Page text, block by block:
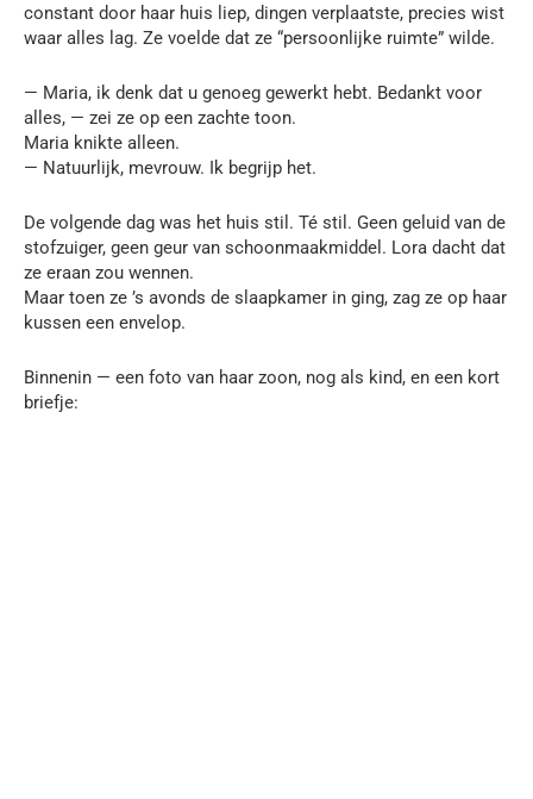
constant door haar huis liep, dingen verplaatste, precies wist
waar alles lag. Ze voelde dat ze “persoonlijke ruimte” wilde.
— Maria, ik denk dat u genoeg gewerkt hebt. Bedankt voor
alles, — zei ze op een zachte toon.
Maria knikte alleen.
— Natuurlijk, mevrouw. Ik begrijp het.
De volgende dag was het huis stil. Té stil. Geen geluid van de
stofzuiger, geen geur van schoonmaakmiddel. Lora dacht dat
ze eraan zou wennen.
Maar toen ze ’s avonds de slaapkamer in ging, zag ze op haar
kussen een envelop.
Binnenin — een foto van haar zoon, nog als kind, en een kort
briefje: